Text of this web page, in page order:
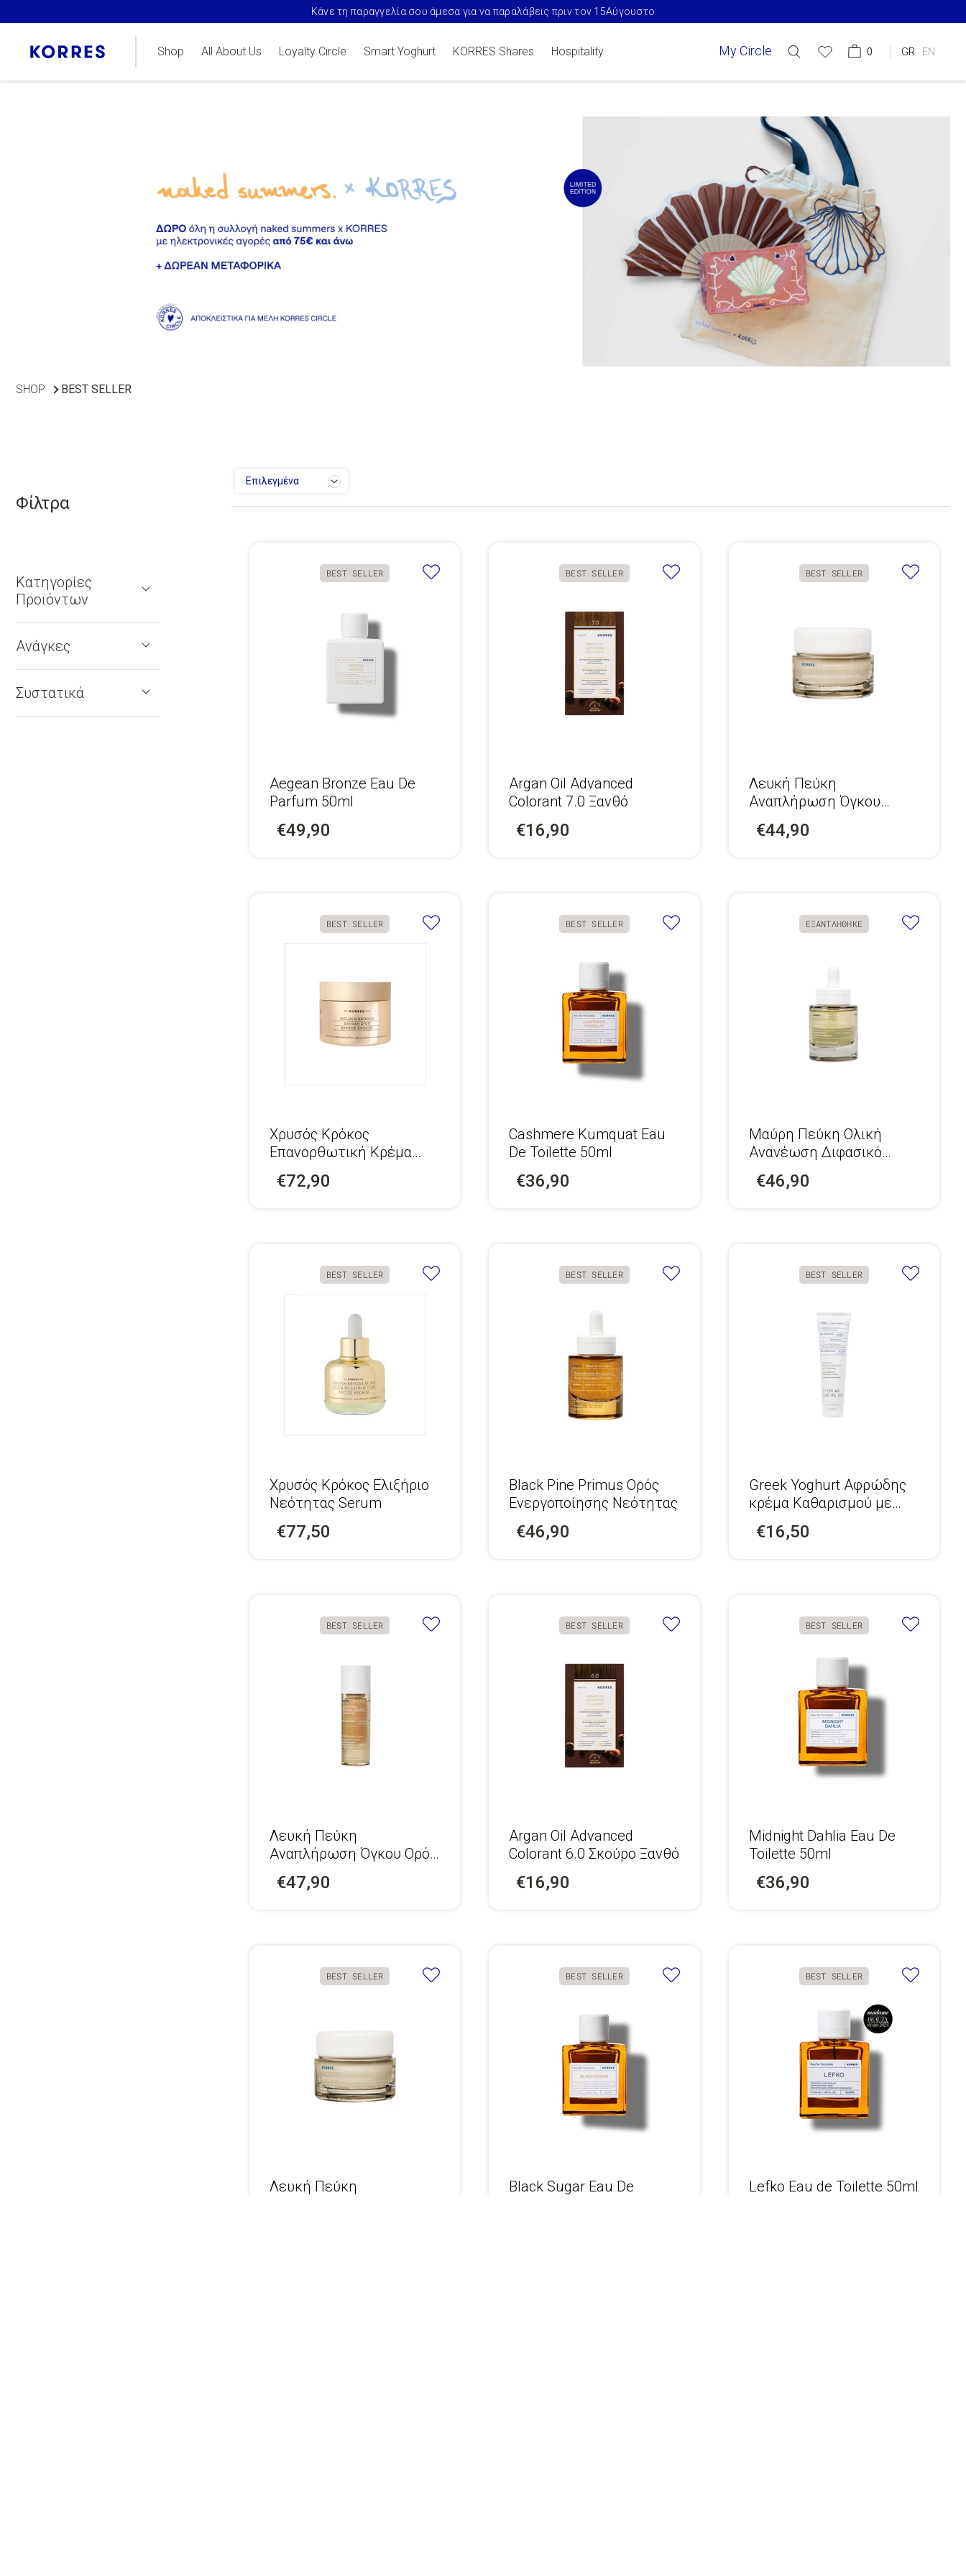
Όλη η συλλογή naked summers X KORRES με ηλεκτρονικές αγορές από €75+​ & Δωρεάν Μεταφορικά
Shop All About Us Loyalty Circle Smart Yoghurt KORRES Shares Hospitality My Circle 0 GR EN
SHOP BEST SELLER
Φίλτρα
Κατηγορίες
Προϊόντων
Ανάγκες
Συστατικά
Επιλεγμένα
BEST SELLER
Aegean Bronze Eau De
Parfum 50ml
€49,90
BEST SELLER
Argan Oil Advanced
Colorant 7.0 Ξανθό
€16,90
BEST SELLER
Λευκή Πεύκη
Αναπλήρωση Όγκου
Μικτές
€44,90
BEST SELLER
Χρυσός Κρόκος
Επανορθωτική Κρέμα
€72,90
BEST SELLER
Cashmere Kumquat Eau
De Toilette 50ml
€36,90
ΕΞΑΝΤΛΗΘΗΚΕ
Μαύρη Πεύκη Ολική
Ανανέωση Διφασικό
€46,90
BEST SELLER
Χρυσός Κρόκος Ελιξήριο
Νεότητας Serum
€77,50
BEST SELLER
Black Pine Primus Ορός
Ενεργοποίησης Νεότητας
€46,90
BEST SELLER
Greek Yoghurt Αφρώδης
κρέμα Καθαρισμού με
€16,50
BEST SELLER
Λευκή Πεύκη
Αναπλήρωση Όγκου Ορός
€47,90
BEST SELLER
Argan Oil Advanced
Colorant 6.0 Σκούρο Ξανθό
€16,90
BEST SELLER
Midnight Dahlia Eau De
Toilette 50ml
€36,90
BEST SELLER
Λευκή Πεύκη
BEST SELLER
Black Sugar Eau De
BEST SELLER
Lefko Eau de Toilette 50ml